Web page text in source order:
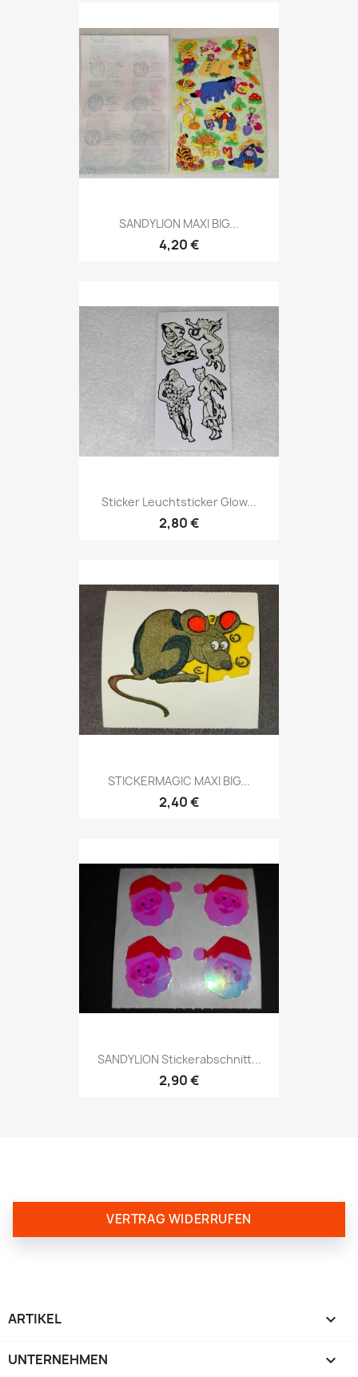
SANDYLION MAXI BIG...
4,20 €
Sticker Leuchtsticker Glow...
2,80 €
STICKERMAGIC MAXI BIG...
2,40 €
SANDYLION Stickerabschnitt...
2,90 €
VERTRAG WIDERRUFEN
ARTIKEL 
UNTERNEHMEN 